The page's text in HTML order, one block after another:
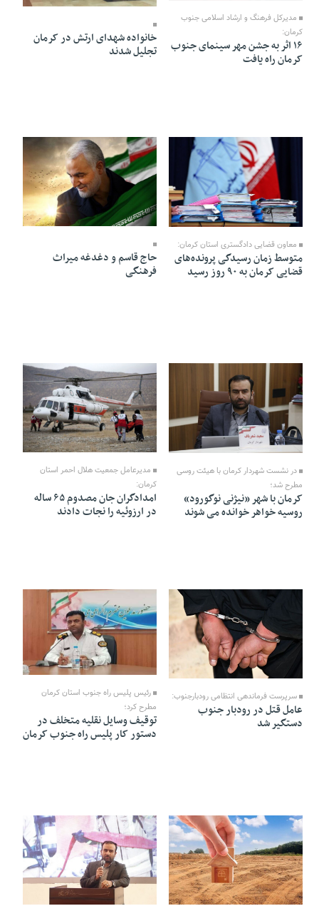
مدیرکل فرهنگ و ارشاد اسلامی جنوب
کرمان:
١۶ اثر به جشن مهر سینمای جنوب
کرمان راه یافت
خانواده شهدای ارتش در کرمان
تجلیل شدند
08 Mehr 1402 - 17:22
معاون قضایی دادگستری استان کرمان:
متوسط زمان رسیدگی پرونده‌های
قضایی کرمان به ۹۰ روز رسید
08 Mehr 1402 - 17:15
حاج قاسم و دغدغه میراث
فرهنگی
08 Mehr 1402 - 15:39
در نشست شهردار کرمان با هیئت روسی
مطرح شد؛
کرمان با شهر «نیژنی نوگورود»
روسیه خواهر خوانده می شوند
08 Mehr 1402 - 15:33
مدیرعامل جمعیت هلال احمر استان
کرمان:
امدادگران جان مصدوم ۶۵ ساله
در ارزوئیه را نجات دادند
سرپرست فرماندهی انتظامی رودبارجنوب:
عامل قتل در رودبار جنوب
دستگیر شد
08 Mehr 1402 - 15:21
رئیس پلیس راه جنوب استان کرمان
مطرح کرد؛
توقیف وسایل نقلیه متخلف در
دستور کار پلیس راه جنوب کرمان
08 Mehr 1402 - 15:19